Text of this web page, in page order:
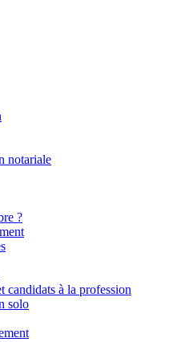
notariale
?
candidats à la profession
solo